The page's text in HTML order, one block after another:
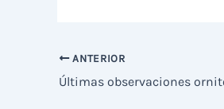
ANTERIOR
Últimas observaciones